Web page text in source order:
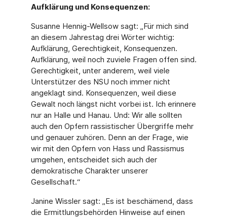
Aufklärung und Konsequenzen:
Susanne Hennig-Wellsow sagt: „Für mich sind
an diesem Jahrestag drei Wörter wichtig:
Aufklärung, Gerechtigkeit, Konsequenzen.
Aufklärung, weil noch zuviele Fragen offen sind.
Gerechtigkeit, unter anderem, weil viele
Unterstützer des NSU noch immer nicht
angeklagt sind. Konsequenzen, weil diese
Gewalt noch längst nicht vorbei ist. Ich erinnere
nur an Halle und Hanau. Und: Wir alle sollten
auch den Opfern rassistischer Übergriffe mehr
und genauer zuhören. Denn an der Frage, wie
wir mit den Opfern von Hass und Rassismus
umgehen, entscheidet sich auch der
demokratische Charakter unserer
Gesellschaft.“
Janine Wissler sagt: „Es ist beschämend, dass
die Ermittlungsbehörden Hinweise auf einen